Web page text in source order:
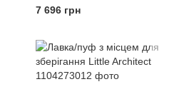
великий)
7 696 грн